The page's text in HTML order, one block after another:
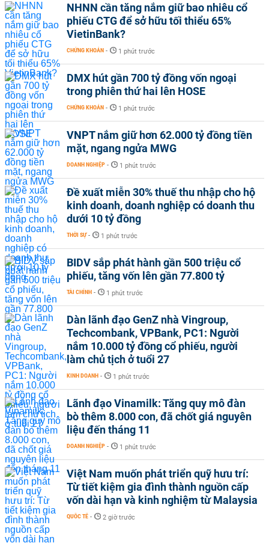
NHNN cần tăng nắm giữ bao nhiêu cổ
phiếu CTG để sở hữu tối thiểu 65%
VietinBank?
CHỨNG KHOÁN - 1 phút trước
DMX hút gần 700 tỷ đồng vốn ngoại
trong phiên thứ hai lên HOSE
CHỨNG KHOÁN - 1 phút trước
VNPT nắm giữ hơn 62.000 tỷ đồng tiền
mặt, ngang ngửa MWG
DOANH NGHIỆP - 1 phút trước
Đề xuất miễn 30% thuế thu nhập cho hộ
kinh doanh, doanh nghiệp có doanh thu
dưới 10 tỷ đồng
THỜI SỰ - 1 phút trước
BIDV sắp phát hành gần 500 triệu cổ
phiếu, tăng vốn lên gần 77.800 tỷ
TÀI CHÍNH - 1 phút trước
Dàn lãnh đạo GenZ nhà Vingroup,
Techcombank, VPBank, PC1: Người
nắm 10.000 tỷ đồng cổ phiếu, người
làm chủ tịch ở tuổi 27
KINH DOANH - 1 phút trước
Lãnh đạo Vinamilk: Tăng quy mô đàn
bò thêm 8.000 con, đã chốt giá nguyên
liệu đến tháng 11
DOANH NGHIỆP - 1 phút trước
Việt Nam muốn phát triển quỹ hưu trí:
Từ tiết kiệm gia đình thành nguồn cấp
vốn dài hạn và kinh nghiệm từ Malaysia
QUỐC TẾ - 2 giờ trước